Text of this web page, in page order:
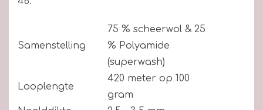
Samenstelling
75 % scheerwol & 25
% Polyamide
(superwash)
Looplengte
420 meter op 100
gram